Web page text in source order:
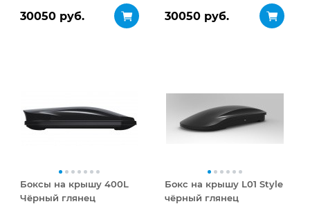
30050 руб. 30050 руб.
Боксы на крышу 400L
Чёрный глянец
Бокс на крышу L01 Style
чёрный глянец